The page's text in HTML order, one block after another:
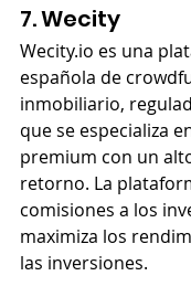
7. Wecity
Wecity.io es una
española de
inmobiliario,
que se especializa
premium con un
retorno. La
comisiones a los
maximiza los
las inversiones.